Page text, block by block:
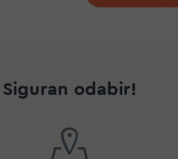
Siguran odabir!